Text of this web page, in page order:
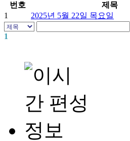
번호 제목
1
2025년 5월 22일 목요일
1